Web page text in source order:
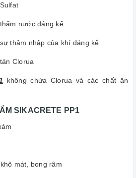
nước đáng kể
thâm nhập của khí đáng kể
Clorua
không chứa Clorua và các chất ăn
SIKACRETE PP1
mát, bong râm